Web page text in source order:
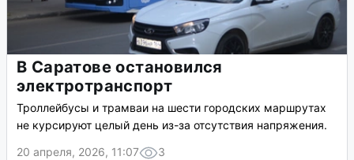
В Саратове остановился
электротранспорт
Троллейбусы и трамваи на шести городских маршрутах
не курсируют целый день из-за отсутствия напряжения.
20 апреля, 2026, 11:07
3